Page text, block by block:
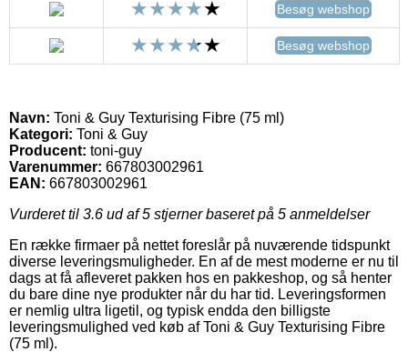
Besøg webshop
Besøg webshop
Navn: Toni & Guy Texturising Fibre (75 ml)
Kategori: Toni & Guy
Producent: toni-guy
Varenummer: 667803002961
EAN: 667803002961
Vurderet til 3.6 ud af 5 stjerner baseret på 5 anmeldelser
En række firmaer på nettet foreslår på nuværende tidspunkt
diverse leveringsmuligheder. En af de mest moderne er nu til
dags at få afleveret pakken hos en pakkeshop, og så henter
du bare dine nye produkter når du har tid. Leveringsformen
er nemlig ultra ligetil, og typisk endda den billigste
leveringsmulighed ved køb af Toni & Guy Texturising Fibre
(75 ml).